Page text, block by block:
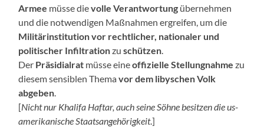
Armee müsse dievolle Verantwortung übernehmen
und die notwendigen Maßnahmen ergreifen, um die
Militärinstitution vor rechtlicher, nationaler und
politischer Infiltrationzuschützen
Der Präsidialrat müsse eineoffizielle Stellungnahme zu
diesem sensiblen Themavor dem libyschen Volk
abgeben
[Nicht nur Khalifa Haftar, auch seine Söhne besitzen die us-
amerikanische Staatsangehörigkeit.]